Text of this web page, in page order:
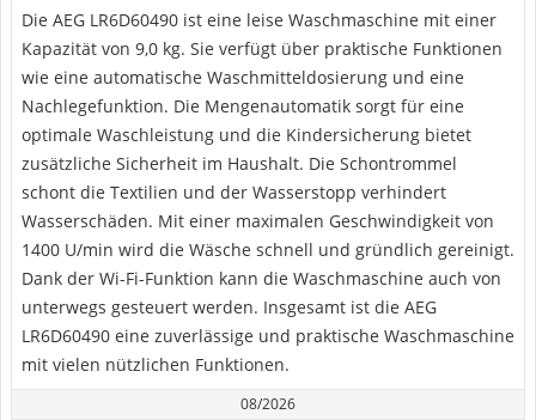
Die AEG LR6D60490 ist eine leise Waschmaschine mit einer
Kapazität von 9,0 kg. Sie verfügt über praktische Funktionen
wie eine automatische Waschmitteldosierung und eine
Nachlegefunktion. Die Mengenautomatik sorgt für eine
optimale Waschleistung und die Kindersicherung bietet
zusätzliche Sicherheit im Haushalt. Die Schontrommel
schont die Textilien und der Wasserstopp verhindert
Wasserschäden. Mit einer maximalen Geschwindigkeit von
1400 U/min wird die Wäsche schnell und gründlich gereinigt.
Dank der Wi-Fi-Funktion kann die Waschmaschine auch von
unterwegs gesteuert werden. Insgesamt ist die AEG
LR6D60490 eine zuverlässige und praktische Waschmaschine
mit vielen nützlichen Funktionen.
08/2026